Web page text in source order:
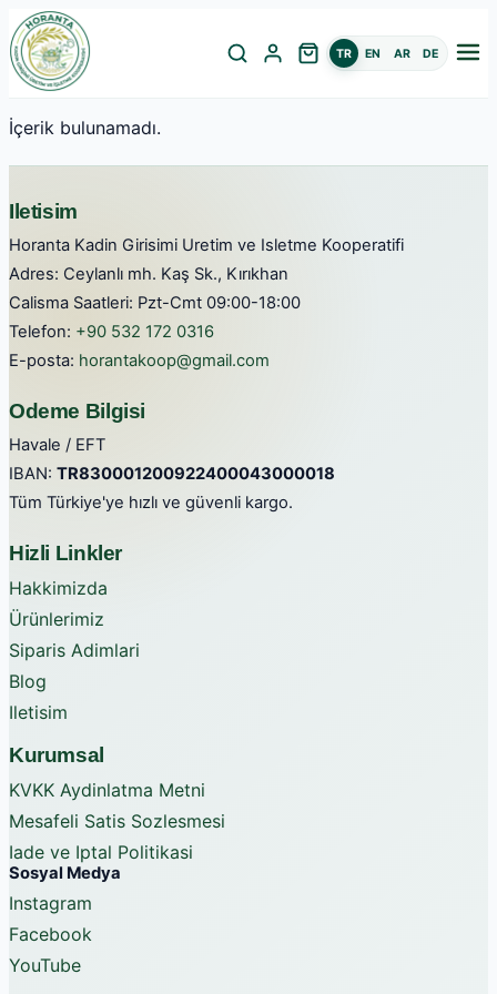
TR EN AR DE
İçerik bulunamadı.
Iletisim
Horanta Kadin Girisimi Uretim ve Isletme Kooperatifi
Adres: Ceylanlı mh. Kaş Sk., Kırıkhan
Calisma Saatleri: Pzt-Cmt 09:00-18:00
Telefon: +90 532 172 0316
E-posta: horantakoop@gmail.com
Odeme Bilgisi
Havale / EFT
IBAN: TR830001200922400043000018
Tüm Türkiye'ye hızlı ve güvenli kargo.
Hizli Linkler
Hakkimizda
Ürünlerimiz
Siparis Adimlari
Blog
Iletisim
Kurumsal
KVKK Aydinlatma Metni
Mesafeli Satis Sozlesmesi
Iade ve Iptal Politikasi
Sosyal Medya
Instagram
Facebook
YouTube